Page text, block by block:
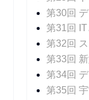
第31回
第32回
第34回
第35回